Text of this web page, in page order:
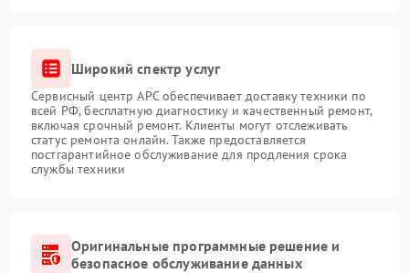
Широкий спектр услуг
Сервисный центр APC обеспечивает доставку техники по
всей РФ, бесплатную диагностику и качественный ремонт,
включая срочный ремонт. Клиенты могут отслеживать
статус ремонта онлайн. Также предоставляется
постгарантийное обслуживание для продления срока
службы техники
Оригинальные программные решение и
безопасное обслуживание данных